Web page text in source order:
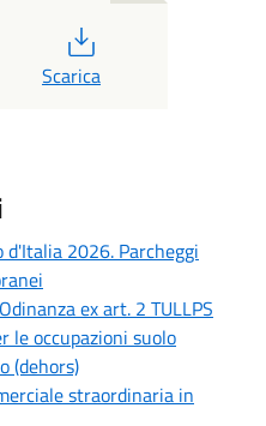
Scarica
2026. Parcheggi
ex art. 2 TULLPS
le occupazioni suolo
(dehors)
straordinaria in